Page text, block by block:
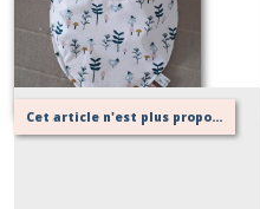
Sur demande
Cet article n'est plus proposé, retournez au menu principal ou contactez moi!